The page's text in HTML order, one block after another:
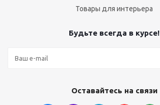
Товары для интерьера
Будьте всегда в курсе!
Оставайтесь на связи